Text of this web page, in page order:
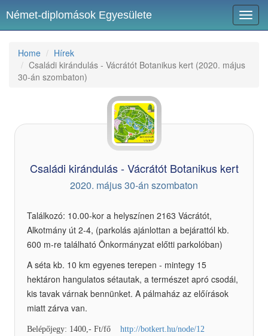
Német-diplomások Egyesülete
Home
Hírek
Családi kirándulás - Vácrátót Botanikus kert (2020. május
30-án szombaton)
Családi kirándulás - Vácrátót Botanikus kert
2020. május 30-án szombaton
Találkozó: 10.00-kor a helyszínen 2163 Vácrátót,
Alkotmány út 2-4, (parkolás ajánlottan a bejárattól kb.
600 m-re található Önkormányzat előtti parkolóban)
A séta kb. 10 km egyenes terepen - mintegy 15
hektáron hangulatos sétautak, a természet apró csodái,
kis tavak várnak bennünket. A pálmaház az előírások
miatt zárva van.
Belépőjegy: 1400,- Ft/fő http://botkert.hu/node/12